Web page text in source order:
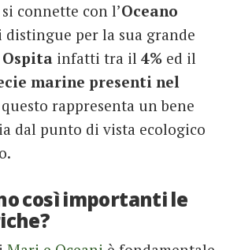
si connette con l’Oceano
distingue per la sua grande
Ospita infatti tra il 4% ed il
marine presenti nel
rappresenta un bene
dal punto di vista ecologico
così importanti le